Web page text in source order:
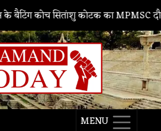
सितांशु कोटक का MPMSC दौरा, युवा
MENU